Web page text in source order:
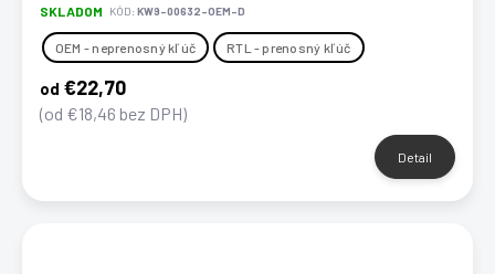
SKLADOM KÓD: KW9-00632-OEM-D
OEM - neprenosný kľúč RTL - prenosný kľúč
od €22,70
(od €18,46 bez DPH)
Detail